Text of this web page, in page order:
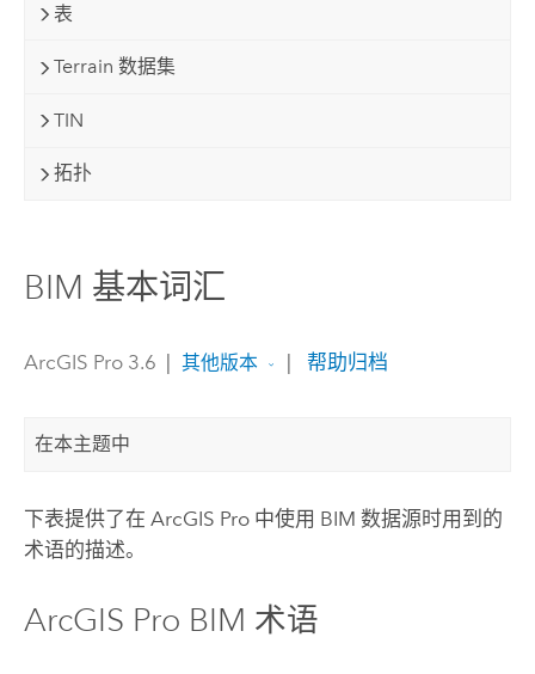
表
Terrain 数据集
TIN
拓扑
BIM 基本词汇
ArcGIS Pro 3.6 其他版本 帮助归档
在本主题中
下表提供了在 ArcGIS Pro中使用 BIM 数据源时用到的
术语的描述。
ArcGIS Pro BIM 术语